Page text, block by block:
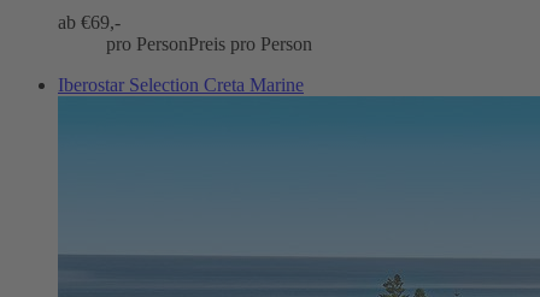
ab €69,-
pro PersonPreis pro Person
Iberostar Selection Creta Marine